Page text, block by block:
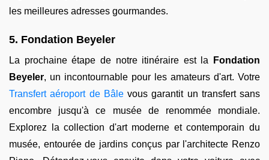
les meilleures adresses gourmandes.
5. Fondation Beyeler
La prochaine étape de notre itinéraire est la
Fondation
Beyeler, un incontournable pour les amateurs d'art. Votre
Transfert aéroport de Bâlevous garantit un transfert sans
encombre jusqu'à ce musée de renommée mondiale.
Explorez la collection d'art moderne et contemporain du
musée, entourée de jardins conçus par l'architecte Renzo